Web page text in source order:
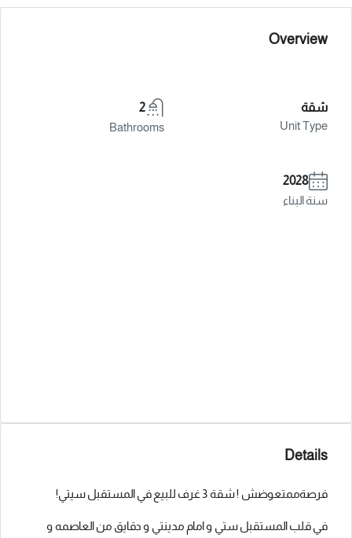
Overview
شقة
Unit Type
2
Bathrooms
2028
سنة البناء
Details
فرصةممتعوضش ! شقة 3 غرف للبيع في المستقبل سيتي!
في قلب المستقبل ستي و امام مدينتي و دقايق من العاصمه و